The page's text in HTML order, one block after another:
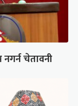
नगर्न चेतावनी